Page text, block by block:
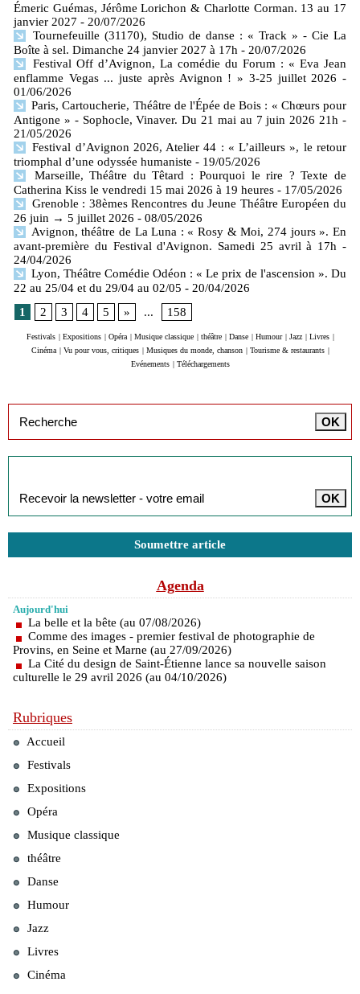
Émeric Guémas, Jérôme Lorichon & Charlotte Corman. 13 au 17
janvier 2027 - 20/07/2026
Tournefeuille (31170), Studio de danse : « Track » - Cie La
Boîte à sel. Dimanche 24 janvier 2027 à 17h - 20/07/2026
Festival Off d’Avignon, La comédie du Forum : « Eva Jean
enflamme Vegas ... juste après Avignon ! » 3-25 juillet 2026 -
01/06/2026
Paris, Cartoucherie, Théâtre de l'Épée de Bois : « Chœurs pour
Antigone » - Sophocle, Vinaver. Du 21 mai au 7 juin 2026 21h -
21/05/2026
Festival d’Avignon 2026, Atelier 44 : « L’ailleurs », le retour
triomphal d’une odyssée humaniste - 19/05/2026
Marseille, Théâtre du Têtard : Pourquoi le rire ? Texte de
Catherina Kiss le vendredi 15 mai 2026 à 19 heures - 17/05/2026
Grenoble : 38èmes Rencontres du Jeune Théâtre Européen du
26 juin → 5 juillet 2026 - 08/05/2026
Avignon, théâtre de La Luna : « Rosy & Moi, 274 jours ». En
avant-première du Festival d'Avignon. Samedi 25 avril à 17h -
24/04/2026
Lyon, Théâtre Comédie Odéon : « Le prix de l'ascension ». Du
22 au 25/04 et du 29/04 au 02/05 - 20/04/2026
1
2 3 4 5 » ... 158
Festivals | Expositions | Opéra | Musique classique | théâtre | Danse | Humour | Jazz | Livres |
Cinéma | Vu pour vous, critiques | Musiques du monde, chanson | Tourisme & restaurants |
Evénements | Téléchargements
Soumettre article
Agenda
Aujourd'hui
La belle et la bête (au 07/08/2026)
Comme des images - premier festival de photographie de
Provins, en Seine et Marne (au 27/09/2026)
La Cité du design de Saint-Étienne lance sa nouvelle saison
culturelle le 29 avril 2026 (au 04/10/2026)
Rubriques
Accueil
Festivals
Expositions
Opéra
Musique classique
théâtre
Danse
Humour
Jazz
Livres
Cinéma